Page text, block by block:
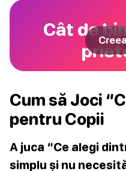
Cât de
Cum să Joci
pentru Copii
A juca “Ce alegi
simplu și nu